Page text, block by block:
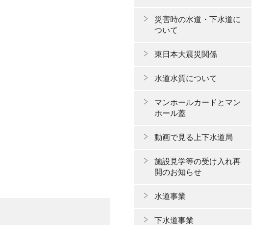
災害時の水道・下水道に
ついて
東日本大震災関係
水道水質について
マンホールカードとマン
ホール蓋
動画で見る上下水道局
施設見学等の受け入れ再
開のお知らせ
水道事業
下水道事業